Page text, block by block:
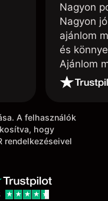
Nagyon
Nagyon
ajánlom
és
Ajánlom
A felhasználók
hogy
rendelkezéseivel